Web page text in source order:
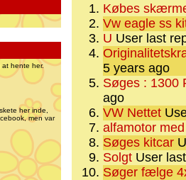
hente her.
her inde,
men var
Købes
Vw eagle ss
U User last
5 years ago
Søges : 1300
ago
VW Nettet
alfamotor
Søges kitcar
Solgt User
Søger fælge